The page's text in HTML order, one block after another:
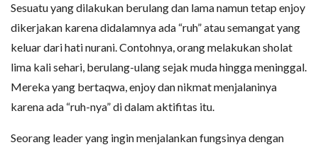
Sesuatu yang dilakukan berulang dan lama namun tetap enjoy
dikerjakan karena didalamnya ada “ruh” atau semangat yang
keluar dari hati nurani. Contohnya, orang melakukan sholat
lima kali sehari, berulang-ulang sejak muda hingga meninggal.
Mereka yang bertaqwa, enjoy dan nikmat menjalaninya
karena ada “ruh-nya” di dalam aktifitas itu.
Seorang leader yang ingin menjalankan fungsinya dengan